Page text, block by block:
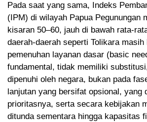
Pada saat yang sama, Indeks
(IPM) di wilayah Papua Pegunungan
kisaran 50–60, jauh di bawah rata-
daerah-daerah seperti Tolikara masih
pemenuhan layanan dasar (basic
fundamental, tidak memiliki
dipenuhi oleh negara, bukan pada
lanjutan yang bersifat opsional, yang
prioritasnya, serta secara kebijakan
ditunda sementara hingga kapasitas